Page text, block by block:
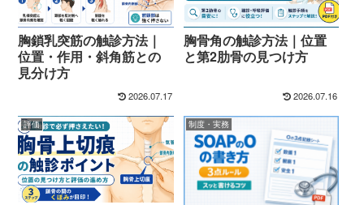
胸鎖乳突筋の触診方法｜
位置・作用・斜角筋との
見分け方
2026.07.17
胸骨角の触診方法｜位置
と第2肋骨の見つけ方
2026.07.16
評価 制度・実務